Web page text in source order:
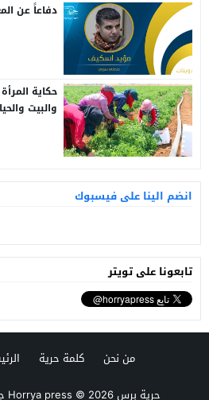
دفاعاً عن
حكاية
والبيت
انضم الينا على فيسبوك
تابعونا على تويتر
من نحن كلمة حرية
حرية برس Horrya press© 2026 جميع الحقوق محفوظة.